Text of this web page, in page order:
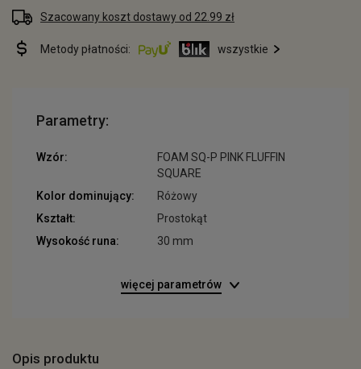
Szacowany koszt dostawy od 22.99 zł
Metody płatności: wszystkie
Parametry:
Wzór:
FOAM SQ-P PINK FLUFFIN
SQUARE
Kolor dominujący:
Różowy
Kształt:
Prostokąt
Wysokość runa:
30 mm
więcej parametrów
Opis produktu